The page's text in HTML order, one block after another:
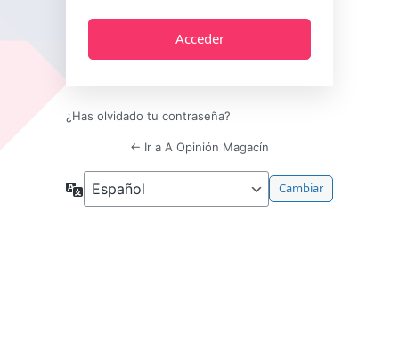
¿Has olvidado tu contraseña?
← Ir a A Opinión Magacín
Idioma